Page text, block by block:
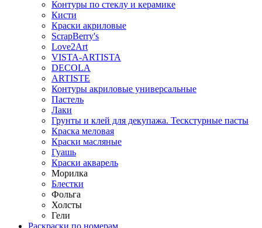
Контуры по стеклу и керамике
Кисти
Краски акриловые
ScrapBerry's
Love2Art
VISTA-ARTISTA
DECOLA
ARTISTE
Контуры акриловые универсальные
Пастель
Лаки
Грунты и клей для декупажа. Тескстурные пасты
Краска меловая
Краски масляные
Гуашь
Краски акварель
Морилка
Блестки
Фольга
Холсты
Гели
Раскраски по номерам